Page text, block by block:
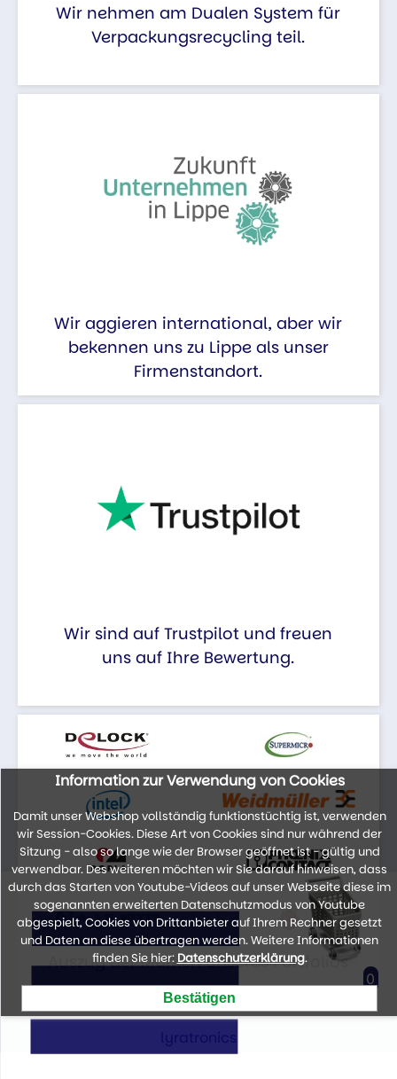
Wir nehmen am Dualen System für
Verpackungsrecycling teil.
Wir aggieren international, aber wir
bekennen uns zu Lippe als unser
Firmenstandort.
Wir sind auf Trustpilot und freuen
uns auf Ihre Bewertung.
Auszug der Marken unseres Portfolios
Information zur Verwendung von Cookies
Damit unser Webshop vollständig funktionstüchtig ist, verwenden
wir Session-Cookies. Diese Art von Cookies sind nur während der
Sitzung - also so lange wie der Browser geöffnet ist - gültig und
verwendbar. Des weiteren möchten wir Sie darauf hinweisen, dass
durch das Starten von Youtube-Videos auf unser Webseite diese im
sogenannten erweiterten Datenschutzmodus von Youtube
abgespielt, Cookies von Drittanbieter auf Ihrem Rechner gesetzt
und Daten an diese übertragen werden. Weitere Informationen
finden Sie hier: Datenschutzerklärung.
0